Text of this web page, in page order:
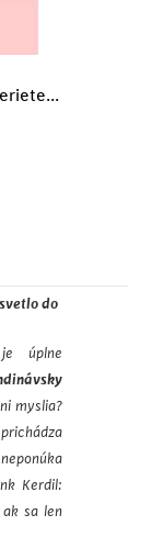
do
je úplne
myslia?
Kerdil:
sa len